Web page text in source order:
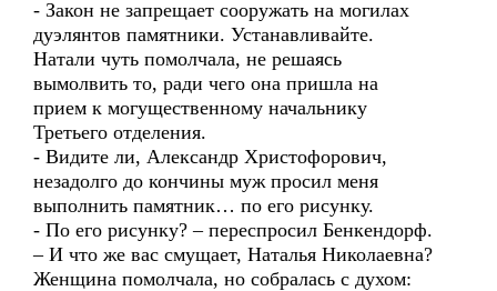
- Закон не запрещает сооружать на могилах
дуэлянтов памятники. Устанавливайте.
Натали чуть помолчала, не решаясь
вымолвить то, ради чего она пришла на
прием к могущественному начальнику
Третьего отделения.
- Видите ли, Александр Христофорович,
незадолго до кончины муж просил меня
выполнить памятник… по его рисунку.
- По его рисунку? – переспросил Бенкендорф.
– И что же вас смущает, Наталья Николаевна?
Женщина помолчала, но собралась с духом: